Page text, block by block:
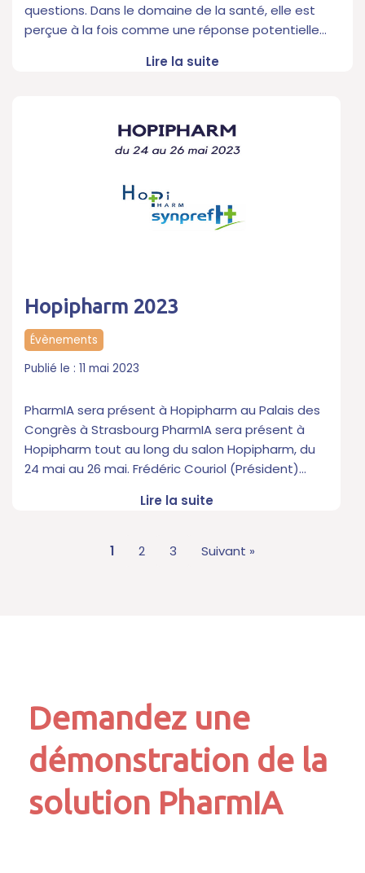
questions. Dans le domaine de la santé, elle est
perçue à la fois comme une réponse potentielle…
Lire la suite
Hopipharm 2023
Évènements
11 mai 2023
PharmIA sera présent à Hopipharm au Palais des
Congrès à Strasbourg PharmIA sera présent à
Hopipharm tout au long du salon Hopipharm, du
24 mai au 26 mai. Frédéric Couriol (Président)…
Lire la suite
1 2 3 Suivant »
Demandez une
démonstration de la
solution PharmIA